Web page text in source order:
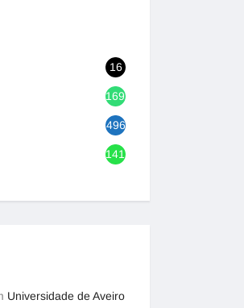
16
1692
496
1417
Universidade de Aveiro